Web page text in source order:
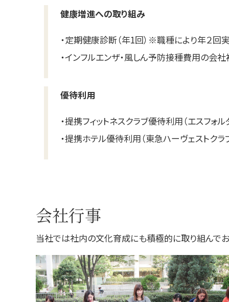
健康増進への取り組み
・定期健康診断（年1回）※職種により年２回
・インフルエンザ・風しん予防接種費用の会
優待利用
・提携フィットネスクラブ優待利用（エスフォル
・提携ホテル優待利用（東急ハーヴェストクラ
会社行事
当社では社内の文化育成にも積極的に取り組んで